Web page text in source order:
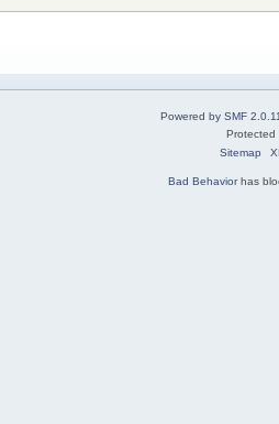
Powered by SMF
Sitemap
Bad Behaviorhas